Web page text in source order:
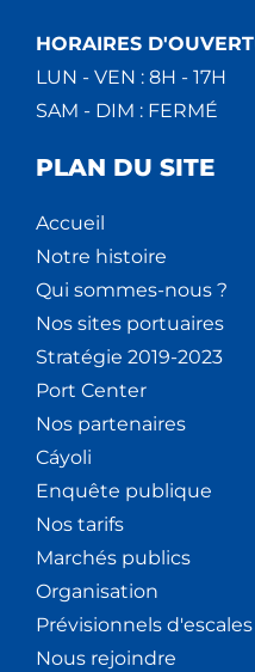
HORAIRES
LUN - VEN : 8H - 17H
SAM - DIM : FERMÉ
PLAN DU SITE
Accueil
Notre histoire
Qui sommes-nous ?
Nos sites portuaires
Stratégie 2019-2023
Port Center
Nos partenaires
Cáyoli
Enquête publique
Nos tarifs
Marchés publics
Organisation
Prévisionnels d'escales
Nous rejoindre